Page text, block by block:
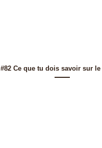
#82 Ce que tu dois savoir sur le